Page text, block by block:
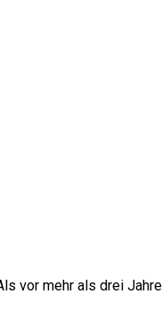
vor mehr als drei